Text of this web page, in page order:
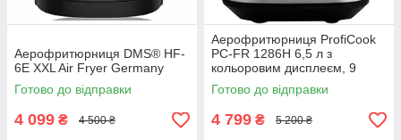
Аерофритюрниця DMS® HF-
6E XXL Air Fryer Germany
Готово до відправки
4 099 ₴ 4 500 ₴
Аерофритюрниця ProfiCook
PC-FR 1286H 6,5 л з
кольоровим дисплеєм, 9
програм, 1700 Вт
Готово до відправки
4 799 ₴ 5 200 ₴